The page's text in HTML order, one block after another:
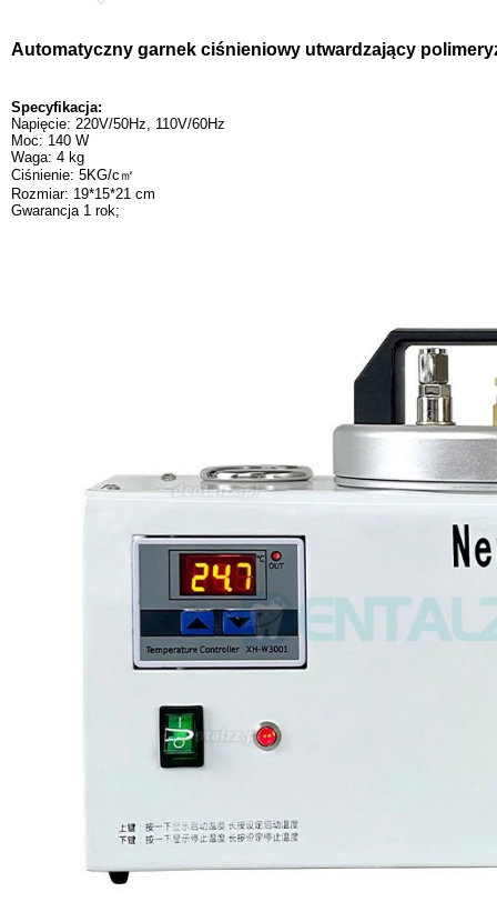
Automatyczny garnek ciśnieniowy utwardzający
Specyfikacja:
Napięcie: 220V/50Hz, 110V/60Hz
Moc: 140 W
Waga: 4 kg
Ciśnienie: 5KG/c㎡
Rozmiar: 19*15*21 cm
Gwarancja 1 rok;